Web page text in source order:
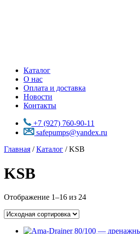
Каталог
О нас
Оплата и доставка
Новости
Контакты
+7 (927) 760-90-11
safepumps@yandex.ru
Главная /Каталог / KSB
KSB
Отображение 1–16 из 24